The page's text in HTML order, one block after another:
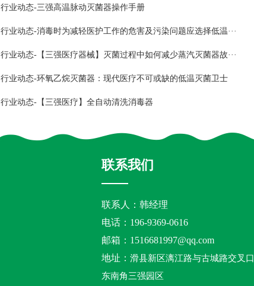
行业动态-三强高温脉动灭菌器操作手册
行业动态-消毒时为减轻医护工作的危害及污染问题应选择低温···
行业动态-【三强医疗器械】灭菌过程中如何减少蒸汽灭菌器故···
行业动态-环氧乙烷灭菌器：现代医疗不可或缺的低温灭菌卫士
行业动态-【三强医疗】全自动清洗消毒器
联系我们
联系人：韩经理
电话：196-9369-0616
邮箱： 1516681997@qq.com
地址： 滑县新区漓江路与古城路交叉口
东南角三强园区